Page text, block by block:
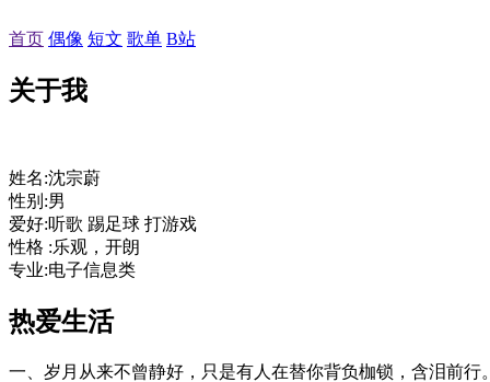
首页 偶像 短文 歌单 B站
关于我
姓名:沈宗蔚
性别 :男
爱好:听歌 踢足球 打游戏
性格 :乐观，开朗
专业:电子信息类
热爱生活
一、岁月从来不曾静好，只是有人在替你背负枷锁，含泪前